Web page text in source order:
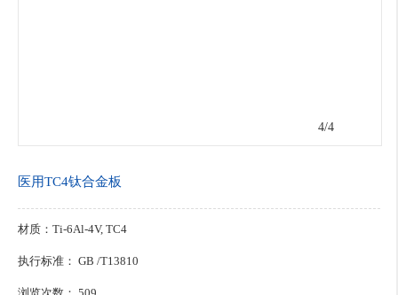
1/4
医用TC4钛合金板
材质：Ti-6Al-4V, TC4
执行标准： GB /T13810